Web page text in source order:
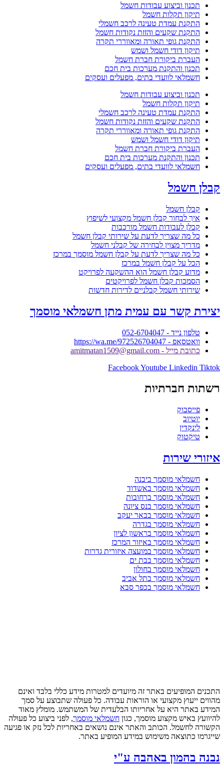
תכנון וביצוע עבודות חשמל
תיקון תקלות חשמל
התקנת עמדת טעינה לרכב חשמלי
התקנת שקעים והזזת נקודות חשמל
התקנת גופי תאורה ומאווררי תקרה
תיקון דודי חשמל ושמש
העברת ביקורת חברת חשמל
תכנון והתקנת מערכות בית חכם
חשמלאי לוועדי בתים, מפעלים ועסקים
תכנון וביצוע עבודות חשמל
תיקון תקלות חשמל
התקנת עמדת טעינה לרכב חשמלי
התקנת שקעים והזזת נקודות חשמל
התקנת גופי תאורה ומאווררי תקרה
תיקון דודי חשמל ושמש
העברת ביקורת חברת חשמל
תכנון והתקנת מערכות בית חכם
חשמלאי לוועדי בתים, מפעלים ועסקים
קבלן חשמל
קבלן חשמל
איך לבחור קבלן חשמל מקצועי לשיפוץ
קבלן לעבודות חשמל מורכבות
כל מה שצריך לדעת על שירותי קבלן חשמל
מדריך מצוין לבחירה של קבלני חשמל
כל מה שצריך לדעת על קבלן חשמל מוסמך במרכז
הכל על קבלן חשמל במרכז
מדוע קבלן חשמל הוא ההשקעה לפרויקט
הסמכות קבלן חשמל לפרויקטים
שירותי חשמל קבלניים לדירות חדשות
יצירת קשר עם עמית מתן חשמלאי מוסמך
טלפון נייד - 052-6704047
וואטסאפ - https://wa.me/972526704047
כתובת מייל - amitmatan1509@gmail.com
FacebookYoutube Linkedin Tiktok
רשתות חברתיות
פייסבוק
יוטיוב
לינקדין
טיקטוק
איזורי שירות
חשמלאי מוסמך ביבנה
חשמלאי מוסמך באשדוד
חשמלאי מוסמך ברחובות
חשמלאי מוסמך בנס ציונה
חשמלאי מוסמך בבאר יעקב
חשמלאי מוסמך בגדרה
חשמלאי מוסמך בראשון לציון
חשמלאי מוסמך באיזור המרכז
חשמלאי מוסמך במועצה איזורית גדרות
חשמלאי מוסמך בבת ים
חשמלאי מוסמך בחולון
חשמלאי מוסמך בתל אביב
חשמלאי מוסמך בכפר סבא
התכנים המופיעים באתר זה מיועדים למטרות מידע כללי בלבד ואינם
מהווים ייעוץ מקצועי או הוראות עבודה. כל פעולה שתבוצע על סמך
המידע באתר היא על אחריותו הבלעדית של המשתמש. מומלץ מאוד
להיוועץ באיש מקצוע מוסמך, כגון חשמלאי מוסמך, לפני ביצוע כל פעולה
הקשורה לחשמל. הכותב והאתר אינם נושאים באחריות לכל נזק או פגיעה
שייגרמו כתוצאה משימוש במידע המופיע באתר.
נבנה בהמון באהבה ע"י